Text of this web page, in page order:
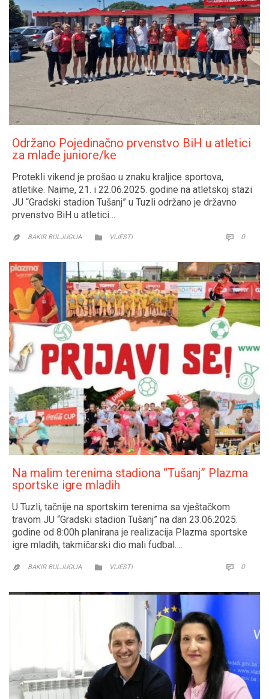
Održano Pojedinačno prvenstvo BiH u atletici
za mlađe juniore/ke
Protekli vikend je prošao u znaku kraljice sportova,
atletike. Naime, 21. i 22.06.2025. godine na atletskoj stazi
JU “Gradski stadion Tušanj” u Tuzli održano je državno
prvenstvo BiH u atletici…
 BAKIR BULJUGIJA  CATEGORY
VIJESTI  0
Na malim terenima stadiona “Tušanj” Plazma
sportske igre mladih
U Tuzli, tačnije na sportskim terenima sa vještačkom
travom JU “Gradski stadion Tušanj” na dan 23.06.2025.
godine od 8:00h planirana je realizacija Plazma sportske
igre mladih, takmičarski dio mali fudbal….
 BAKIR BULJUGIJA  CATEGORY
VIJESTI  0